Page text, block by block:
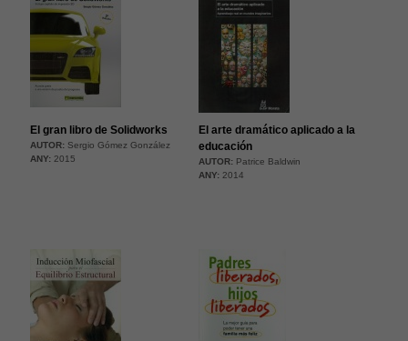
El gran libro de Solidworks
AUTOR:Sergio Gómez González
ANY:2015
El arte dramático aplicado a la
educación
AUTOR:Patrice Baldwin
ANY:2014